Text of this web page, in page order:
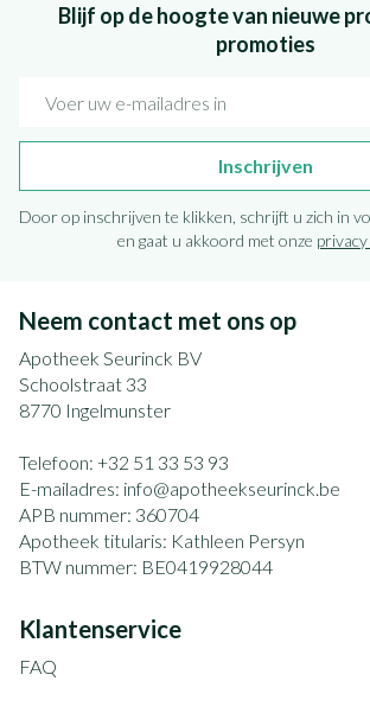
Blijf op de hoogte van nieuwe
promoties
Inschrijven
Door op inschrijven te klikken, schrijft u zich in
en gaat u akkoord met onze
Neem contact met ons op
Apotheek Seurinck BV
Schoolstraat 33
8770 Ingelmunster
Telefoon: +32 51 33 53 93
E-mailadres: info@apotheekseurinck.be
APB nummer: 360704
Apotheek titularis: Kathleen Persyn
BTW nummer: BE0419928044
Klantenservice
FAQ